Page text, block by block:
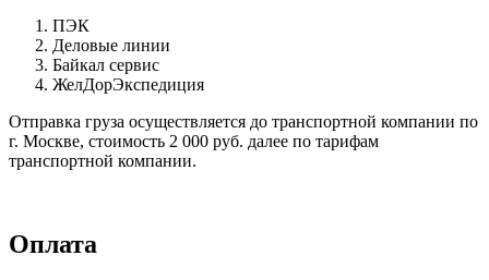
ПЭК
Деловые линии
Байкал сервис
ЖелДорЭкспедиция
Отправка груза осуществляется до транспортной компании по
г. Москве, стоимость 2 000 руб. далее по тарифам
транспортной компании.
Оплата